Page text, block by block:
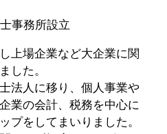
事務所設立
上場企業など大企業に関
した。
法人に移り、個人事業や
業の会計、税務を中心に
プをしてまいりました。